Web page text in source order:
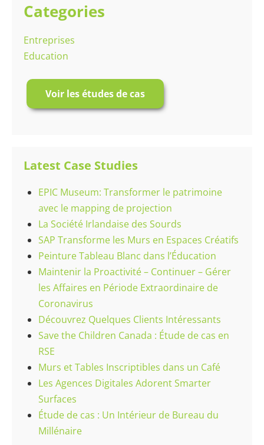
Categories
Entreprises
Education
Voir les études de cas
Latest Case Studies
EPIC Museum: Transformer le patrimoine
avec le mapping de projection
La Société Irlandaise des Sourds
SAP Transforme les Murs en Espaces Créatifs
Peinture Tableau Blanc dans l’Éducation
Maintenir la Proactivité – Continuer – Gérer
les Affaires en Période Extraordinaire de
Coronavirus
Découvrez Quelques Clients Intéressants
Save the Children Canada : Étude de cas en
RSE
Murs et Tables Inscriptibles dans un Café
Les Agences Digitales Adorent Smarter
Surfaces
Étude de cas : Un Intérieur de Bureau du
Millénaire